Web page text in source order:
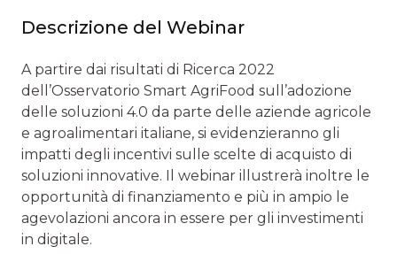
Descrizione del Webinar
A partire dai risultati di Ricerca 2022
dell’Osservatorio Smart AgriFood sull’adozione
delle soluzioni 4.0 da parte delle aziende agricole
e agroalimentari italiane, si evidenzieranno gli
impatti degli incentivi sulle scelte di acquisto di
soluzioni innovative. Il webinar illustrerà inoltre le
opportunità di finanziamento e più in ampio le
agevolazioni ancora in essere per gli investimenti
in digitale.